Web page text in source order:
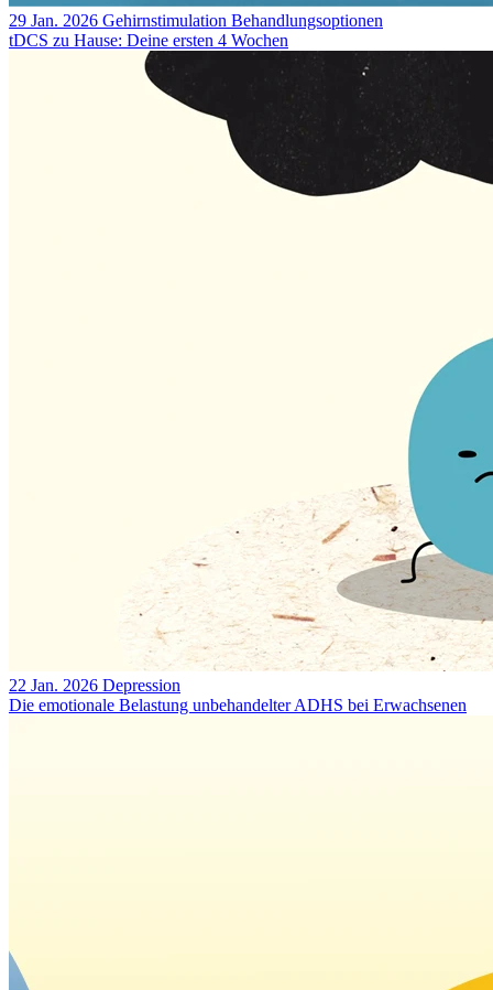
29 Jan. 2026 Gehirnstimulation Behandlungsoptionen
tDCS zu Hause: Deine ersten 4 Wochen
22 Jan. 2026 Depression
Die emotionale Belastung unbehandelter ADHS bei Erwachsenen